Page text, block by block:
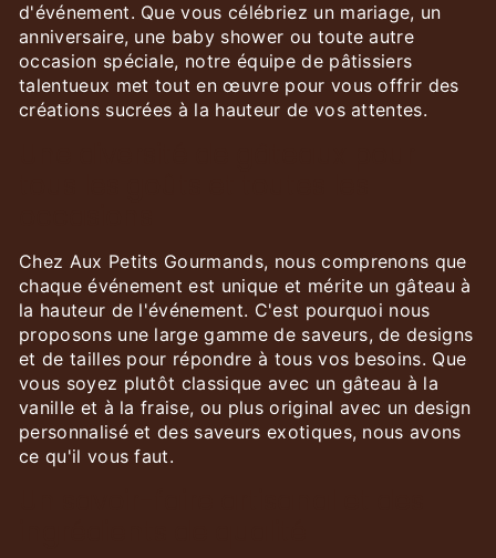
d'événement. Que vous célébriez un mariage, un
anniversaire, une baby shower ou toute autre
occasion spéciale, notre équipe de pâtissiers
talentueux met tout en œuvre pour vous offrir des
créations sucrées à la hauteur de vos attentes.
Chez Aux Petits Gourmands, nous comprenons que
chaque événement est unique et mérite un gâteau à
la hauteur de l'événement. C'est pourquoi nous
proposons une large gamme de saveurs, de designs
et de tailles pour répondre à tous vos besoins. Que
vous soyez plutôt classique avec un gâteau à la
vanille et à la fraise, ou plus original avec un design
personnalisé et des saveurs exotiques, nous avons
ce qu'il vous faut.